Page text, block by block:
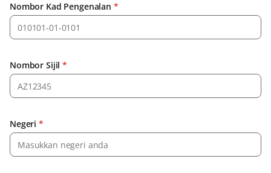
Nombor Kad Pengenalan *
Nombor Sijil *
Negeri *